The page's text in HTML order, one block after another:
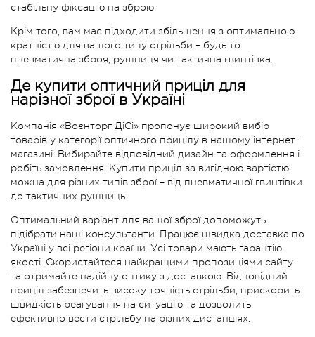
стабільну фіксацію на зброю.
Крім того, вам має підходити збільшення з оптимальною
кратністю для вашого типу стрільби – будь то
пневматична зброя, рушниця чи тактична гвинтівка.
Де купити оптичний приціл для
нарізної зброї в Україні
Компанія «Воєнторг ДіСі» пропонує широкий вибір
товарів у категорії оптичного прицілу в нашому інтернет-
магазині. Вибирайте відповідний дизайн та оформлення і
робіть замовлення. Купити приціл за вигідною вартістю
можна для різних типів зброї – від пневматичної гвинтівки
до тактичних рушниць.
Оптимальний варіант для вашої зброї допоможуть
підібрати наші консультанти. Працює швидка доставка по
Україні у всі регіони країни. Усі товари мають гарантію
якості. Скористайтеся найкращими пропозиціями сайту
та отримайте надійну оптику з доставкою. Відповідний
приціл забезпечить високу точність стрільби, прискорить
швидкість реагування на ситуацію та дозволить
ефективно вести стрільбу на різних дистанціях.